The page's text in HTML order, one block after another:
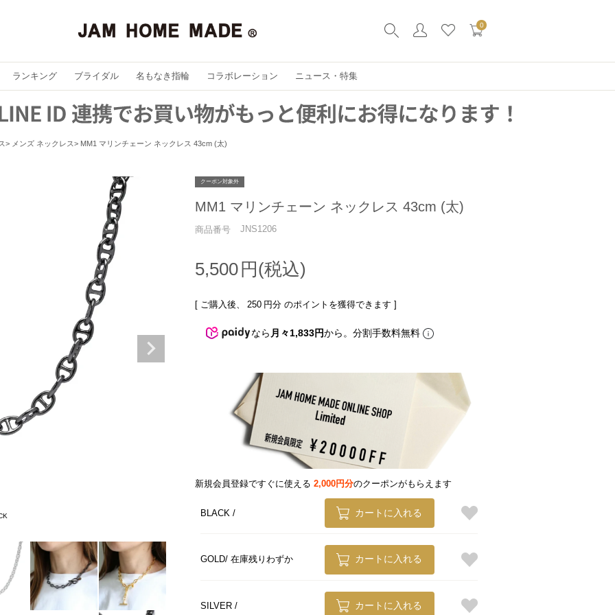
0
ランキング ブライダル 名もなき指輪 コラボレーション ニュース・特集
メンズ ネックレス MM1 マリンチェーン ネックレス 43cm (太)
GOLD
クーポン対象外
MM1 マリンチェーン ネックレス 43cm (太)
商品番号 JNS1206
5,500
[ ご購入後、 250 円分 のポイントを獲得できます ]
なら 月々1,833円から。分割手数料無料
新規会員登録ですぐに使える 2,000円分のクーポンがもらえます
BLACK カートに入れる
GOLD 在庫残りわずか カートに入れる
SILVER カートに入れる